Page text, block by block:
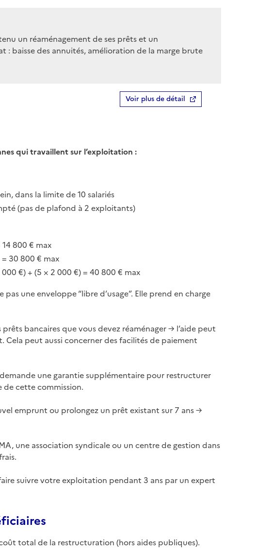
un réaménagement de ses prêts et un
: baisse des annuités, amélioration de la marge brute
Voir plus de détail
qui travaillent sur l’exploitation :
dans la limite de 10 salariés
(pas de plafond à 2 exploitants)
800 € max
30 800 € max
€) + (5 × 2 000 €) = 40 800 € max
pas une enveloppe “libre d’usage”. Elle prend en charge
prêts bancaires que vous devez réaménager → l’aide peut
peut aussi concerner des facilités de paiement
une garantie supplémentaire pour restructurer
de cette commission.
emprunt ou prolongez un prêt existant sur 7 ans →
une association syndicale ou un centre de gestion dans
suivre votre exploitation pendant 3 ans par un expert
total de la restructuration (hors aides publiques).